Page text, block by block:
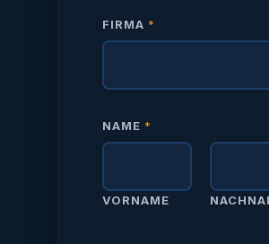
FIRMA *
D
E
A
N
NAME *
VORNAME